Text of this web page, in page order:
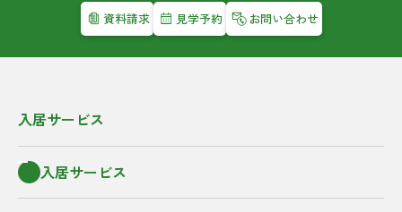
資料請求 見学予約 お問い合わせ
入居サービス
入居サービス